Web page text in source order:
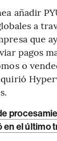
añadir
a
que
pagos
o
en el último